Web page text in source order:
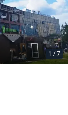
1 /7